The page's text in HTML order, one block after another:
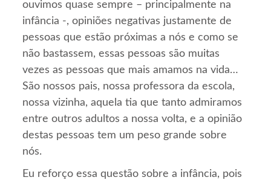
ouvimos quase sempre – principalmente na
infância -, opiniões negativas justamente de
pessoas que estão próximas a nós e como se
não bastassem, essas pessoas são muitas
vezes as pessoas que mais amamos na vida…
São nossos pais, nossa professora da escola,
nossa vizinha, aquela tia que tanto admiramos
entre outros adultos a nossa volta, e a opinião
destas pessoas tem um peso grande sobre
nós.
Eu reforço essa questão sobre a infância, pois